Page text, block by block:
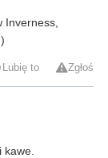
Inverness,
Lubię to Zgłoś